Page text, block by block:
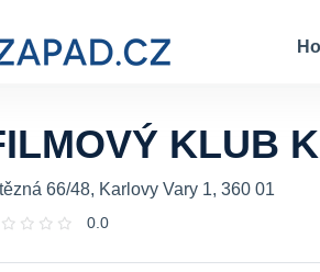
KLUB
66/48, Karlovy Vary 1, 360 01
0.0